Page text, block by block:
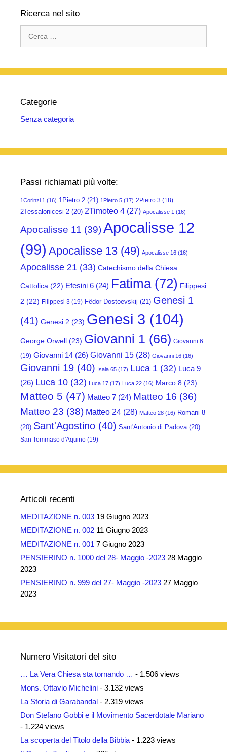
Ricerca nel sito
per:
Categorie
Senza categoria
Passi richiamati più volte:
1Corinzi 1 (16) 1Pietro 2 (21) 1Pietro 5 (17) 2Pietro 3 (18)
2Tessalonicesi 2 (20) 2Timoteo 4 (27) Apocalisse 1 (16)
Apocalisse 11 (39)Apocalisse 12
(99) Apocalisse 13 (49) Apocalisse 16 (16)
Apocalisse 21 (33) Catechismo della Chiesa
Cattolica (22) Efesini 6 (24) Fatima(72) Filippesi
2 (22) Filippesi 3 (19) Fëdor Dostoevskij (21) Genesi 1
(41) Genesi 2 (23) Genesi 3 (104)
George Orwell (23) Giovanni 1 (66) Giovanni 6
(19) Giovanni 14 (26) Giovanni 15 (28) Giovanni 16 (16)
Giovanni 19 (40) Isaia 65 (17) Luca 1 (32) Luca 9
(26) Luca 10 (32) Luca 17 (17) Luca 22 (16) Marco 8 (23)
Matteo 5 (47) Matteo 7 (24) Matteo 16 (36)
Matteo 23 (38) Matteo 24 (28) Matteo 28 (16) Romani 8
(20) Sant'Agostino (40) Sant'Antonio di Padova(20)
San Tommaso d'Aquino (19)
Articoli recenti
MEDITAZIONE n. 003 19 Giugno 2023
MEDITAZIONE n. 002 11 Giugno 2023
MEDITAZIONE n. 001 7 Giugno 2023
PENSIERINO n. 1000 del 28- Maggio -2023 28 Maggio
2023
PENSIERINO n. 999 del 27- Maggio -2023 27 Maggio
2023
Numero Visitatori del sito
… La Vera Chiesa sta tornando … - 1.506 views
Mons. Ottavio Michelini - 3.132 views
La Storia di Garabandal - 2.319 views
Don Stefano Gobbi e il Movimento Sacerdotale Mariano
- 1.224 views
La scoperta del Titolo della Bibbia - 1.223 views